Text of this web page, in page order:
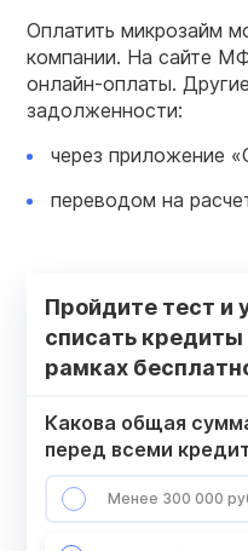
Оплатить микрозайм
компании. На сайте
онлайн-оплаты.
задолженности:
через приложение
переводом на
Пройдите тест и
списать
рамках
Какова общая
перед всеми
Менее 300 000